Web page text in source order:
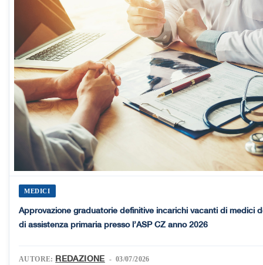
MEDICI
Approvazione graduatorie definitive incarichi vacanti di medici
di assistenza primaria presso l’ASP CZ anno 2026
AUTORE: REDAZIONE - 03/07/2026